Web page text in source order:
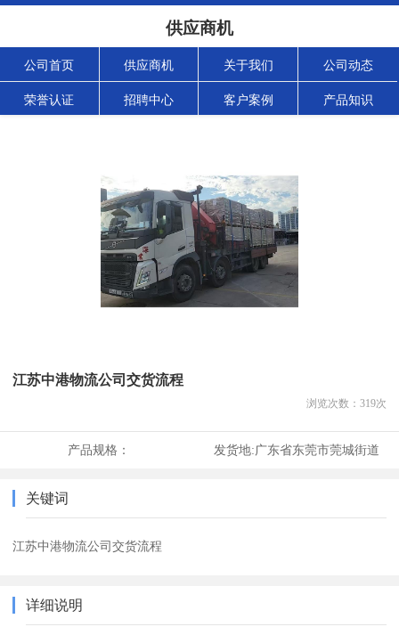
供应商机
公司首页 供应商机 关于我们 公司动态
荣誉认证 招聘中心 客户案例 产品知识
江苏中港物流公司交货流程
浏览次数： 319次
产品规格： 发货地:广东省东莞市莞城街道
关键词
江苏中港物流公司交货流程
详细说明